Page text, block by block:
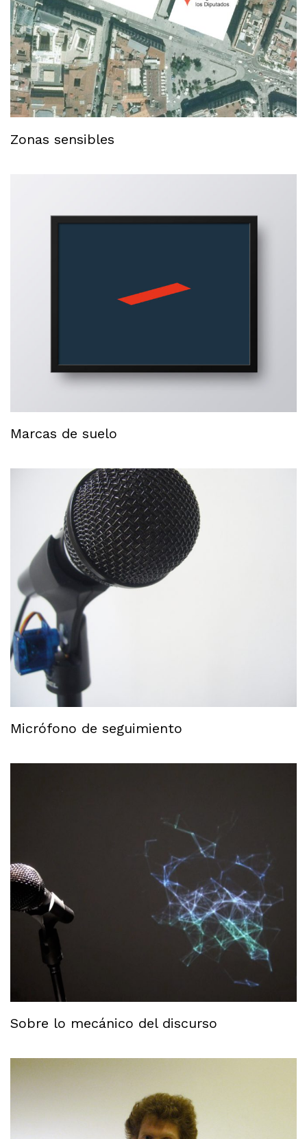
Zonas sensibles
Marcas de suelo
Micrófono de seguimiento
Sobre lo mecánico del discurso